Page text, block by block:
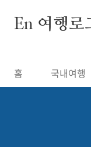
En 여행로
홈 국내여행